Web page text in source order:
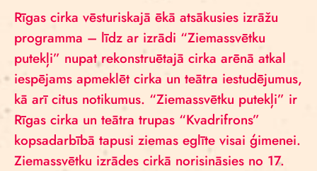
Rīgas cirka vēsturiskajā ēkā atsākusies izrāžu
programma – līdz ar izrādi “Ziemassvētku
putekļi” nupat rekonstruētajā cirka arēnā atkal
iespējams apmeklēt cirka un teātra iestudējumus,
kā arī citus notikumus. “Ziemassvētku putekļi” ir
Rīgas cirka un teātra trupas “Kvadrifrons”
kopsadarbībā tapusi ziemas eglīte visai ģimenei.
Ziemassvētku izrādes cirkā norisināsies no 17.